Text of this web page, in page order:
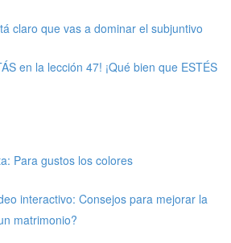
claro que vas a dominar el subjuntivo
en la lección 47! ¡Qué bien que ESTÉS
Para gustos los colores
interactivo: Consejos para mejorar la
matrimonio?